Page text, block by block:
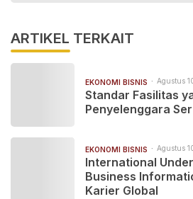
ARTIKEL TERKAIT
EKONOMI BISNIS Agustus
Standar Fasilitas
Penyelenggara
EKONOMI BISNIS Agustus
International
Business
Karier Global